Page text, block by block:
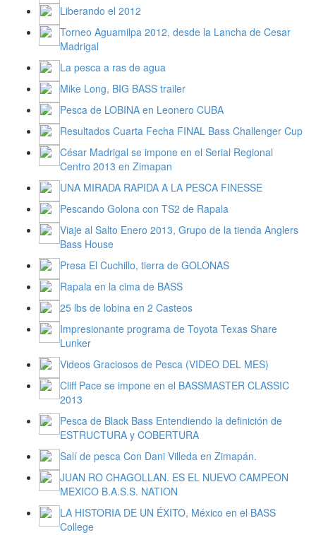
Liberando el 2012
Torneo Aguamilpa 2012, desde la Lancha de Cesar
Madrigal
La pesca a ras de agua
Mike Long, BIG BASS trailer
Pesca de LOBINA en Leonero CUBA
Resultados Cuarta Fecha FINAL Bass Challenger Cup
César Madrigal se impone en el Serial Regional
Centro 2013 en Zimapan
UNA MIRADA RAPIDA A LA PESCA FINESSE
Pescando Golona con TS2 de Rapala
Viaje al Salto Enero 2013, Grupo de la tienda Anglers
Bass House
Presa El Cuchillo, tierra de GOLONAS
Rapala en la cima de BASS
25 lbs de lobina en 2 Casteos
Impresionante programa de Toyota Texas Share
Lunker
Videos Graciosos de Pesca (VIDEO DEL MES)
Cliff Pace se impone en el BASSMASTER CLASSIC
2013
Pesca de Black Bass Entendiendo la definición de
ESTRUCTURA y COBERTURA
Salí de pesca Con Dani Villeda en Zimapán.
JUAN RO CHAGOLLAN. ES EL NUEVO CAMPEON
MEXICO B.A.S.S. NATION
LA HISTORIA DE UN ÉXITO, México en el BASS
College